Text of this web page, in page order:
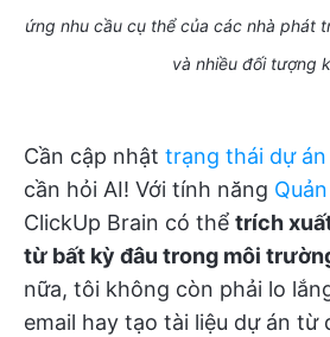
ứng nhu cầu cụ thể của các nhà phát
và nhiều đối tượng
Cần cập nhật trạng thái dự án
cần hỏi AI! Với tính năng
ClickUp Brain có thể trích
từ bất kỳ đâu trong môi
nữa, tôi không còn phải lo
email hay tạo tài liệu dự án từ